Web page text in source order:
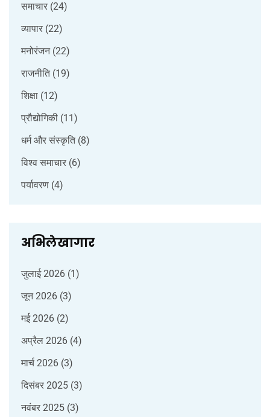
समाचार (24)
व्यापार (22)
मनोरंजन (22)
राजनीति (19)
शिक्षा (12)
प्रौद्योगिकी (11)
धर्म और संस्कृति (8)
विश्व समाचार (6)
पर्यावरण (4)
अभिलेखागार
जुलाई 2026 (1)
जून 2026 (3)
मई 2026 (2)
अप्रैल 2026 (4)
मार्च 2026 (3)
दिसंबर 2025 (3)
नवंबर 2025 (3)